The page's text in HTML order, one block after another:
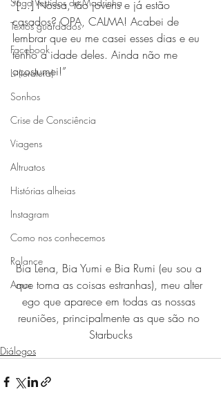
Textos guardados
Facebook
Li (teratura)
Sonhos
Crise de Consciência
Viagens
Altruatos
Histórias alheias
Instagram
Como nos conhecemos
Rolance
Amor
“[...] Nossa, tão jovens e já estão
casados? OPA, CALMA! Acabei de
lembrar que eu me casei esses dias e eu
tenho a idade deles. Ainda não me
acostumei!”
Bia Lena, Bia Yumi e Bia Rumi (eu sou a
que toma as coisas estranhas), meu alter
ego que aparece em todas as nossas
reuniões, principalmente as que são no
Starbucks
Diálogos